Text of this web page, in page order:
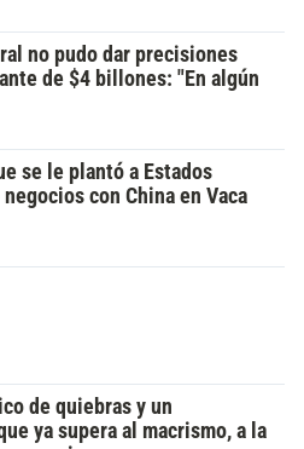
no pudo dar precisiones
de $4 billones: "En algún
se le plantó a Estados
con China en Vaca
de quiebras y un
ya supera al macrismo, a la